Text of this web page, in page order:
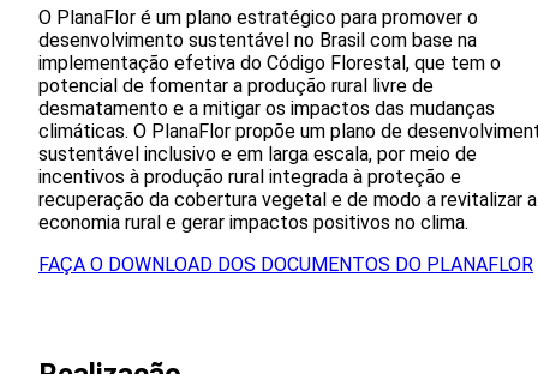
O PlanaFlor é um plano estratégico para promover o
desenvolvimento sustentável no Brasil com base na
implementação efetiva do Código Florestal, que tem o
potencial de fomentar a produção rural livre de
desmatamento e a mitigar os impactos das mudanças
climáticas. O PlanaFlor propõe um plano de
sustentável inclusivo e em larga escala, por meio de
incentivos à produção rural integrada à proteção e
recuperação da cobertura vegetal e de modo a revitalizar a
economia rural e gerar impactos positivos no clima.
FAÇA O DOWNLOAD DOS DOCUMENTOS DO PLANAFLOR